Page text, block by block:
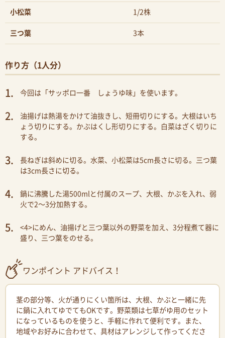
小松菜 1/2株
三つ葉 3本
作り方（1人分）
今回は「サッポロ一番 しょうゆ味」を使います。
油揚げは熱湯をかけて油抜きし、短冊切りにする。大根はいち
ょう切りにする。かぶはくし形切りにする。白菜はざく切りに
する。
長ねぎは斜めに切る。水菜、小松菜は5cm長さに切る。三つ葉
は3cm長さに切る。
鍋に沸騰した湯500mlと付属のスープ、大根、かぶを入れ、弱
火で2〜3分加熱する。
<4>にめん、油揚げと三つ葉以外の野菜を加え、3分程煮て器に
盛り、三つ葉をのせる。
ワンポイント アドバイス！
茎の部分等、火が通りにくい箇所は、大根、かぶと一緒に先
に鍋に入れてゆでてもOKです。野菜類は七草がゆ用のセット
になっているものを使うと、手軽に作れて便利です。また、
地域やお好みに合わせて、具材はアレンジして作ってくださ